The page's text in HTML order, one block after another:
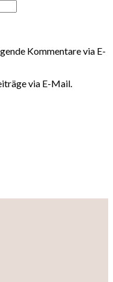
Kommentare via E-
via E-Mail.